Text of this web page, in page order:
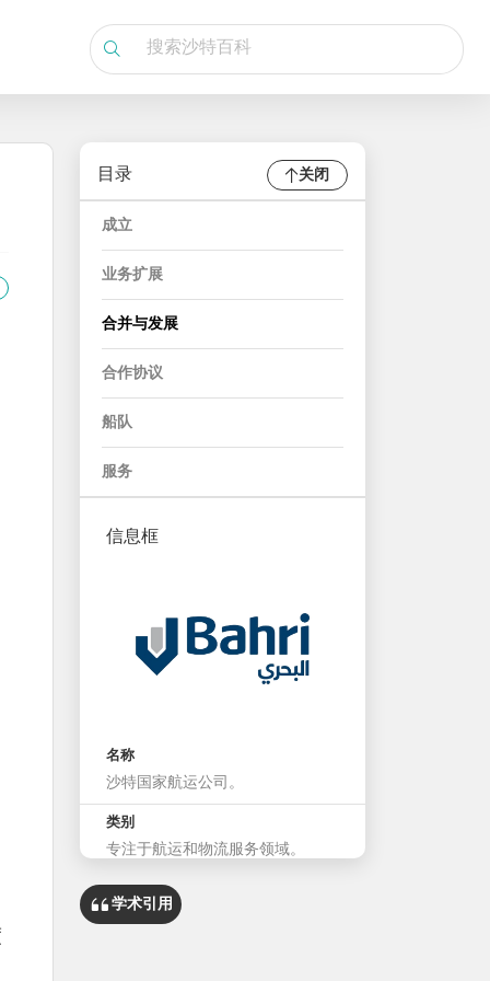
目录 关闭
成立
业务扩展
合并与发展
合作协议
船队
服务
信息框
名称
沙特国家航运公司。
类别
专注于航运和物流服务领域。
总部
吉达市。
学术引用